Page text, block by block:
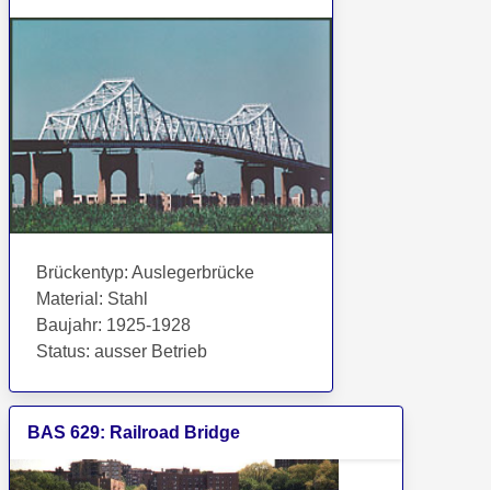
Brückentyp: Auslegerbrücke
Material : Stahl
Baujahr: 1925-1928
Status: ausser Betrieb
BAS 629: Railroad Bridge